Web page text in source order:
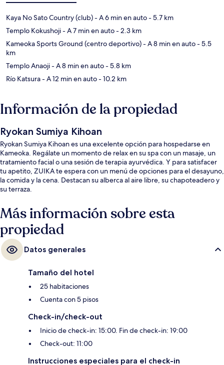
Kaya No Sato Country (club)- A 6 min en auto- 5.7 km
Templo Kokushoji- A 7 min en auto- 2.3 km
Kameoka Sports Ground (centro deportivo)- A 8 min en auto- 5.5
km
Templo Anaoji- A 8 min en auto- 5.8 km
Río Katsura- A 12 min en auto- 10.2 km
Información de la propiedad
Ryokan Sumiya Kihoan
Ryokan Sumiya Kihoan es una excelente opción para hospedarse en
Kameoka. Regálate un momento de relax en su spa con un masaje, un
tratamiento facial o una sesión de terapia ayurvédica. Y para satisfacer
tu apetito, ZUIKA te espera con un menú de opciones para el desayuno,
la comida y la cena. Destacan su alberca al aire libre, su chapoteadero y
su terraza.
Más información sobre esta
propiedad
Datos generales
Tamaño del hotel
25 habitaciones
Cuenta con 5 pisos
Check-in/check-out
Inicio de check-in: 15:00. Fin de check-in: 19:00
Check-out: 11:00
Instrucciones especiales para el check-in